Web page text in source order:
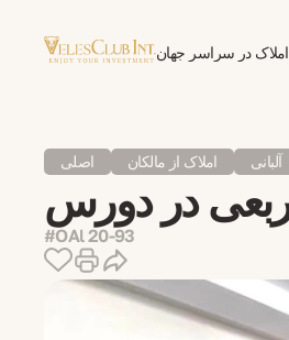
املاک در سراسر جهان
اصلی املاک از مالکان آلبانی
#OAl 20-93